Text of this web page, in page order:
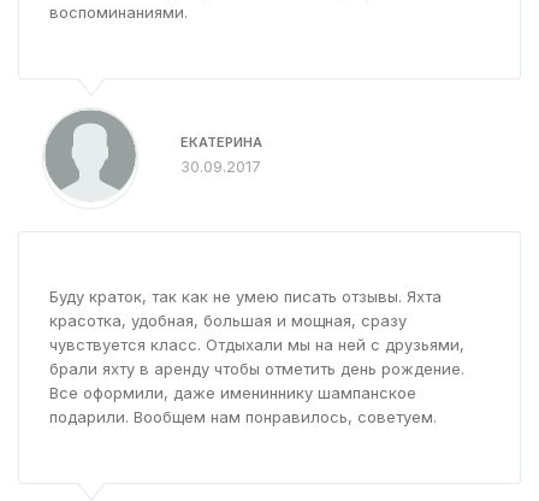
воспоминаниями.
ЕКАТЕРИНА
30.09.2017
Буду краток, так как не умею писать отзывы. Яхта
красотка, удобная, большая и мощная, сразу
чувствуется класс. Отдыхали мы на ней с друзьями,
брали яхту в аренду чтобы отметить день рождение.
Все оформили, даже имениннику шампанское
подарили. Вообщем нам понравилось, советуем.